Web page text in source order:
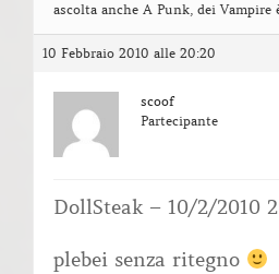
ascolta anche A Punk, dei Vampire
10 Febbraio 2010 alle 20:20
scoof
Partecipante
DollSteak – 10/2/2010
plebei senza ritegno